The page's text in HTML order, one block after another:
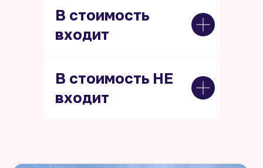
В стоимость
входит
В стоимость НЕ
входит